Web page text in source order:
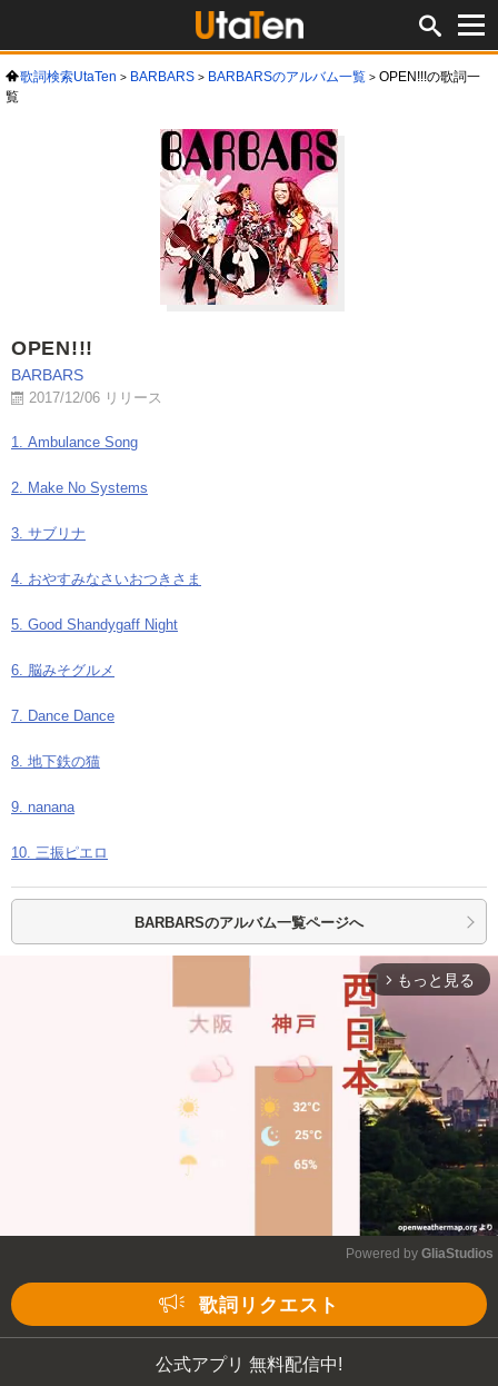
歌詞検索UtaTen BARBARS BARBARSのアルバム一覧
OPEN!!!の歌詞一
覧
OPEN!!!
BARBARS
2017/12/06 リリース
1. Ambulance Song
2. Make No Systems
3. サブリナ
4. おやすみなさいおつきさま
5. Good Shandygaff Night
6. 脳みそグルメ
7. Dance Dance
8. 地下鉄の猫
9. nanana
10. 三振ピエロ
BARBARSのアルバム一覧ページへ
arrow_forward_ios もっと見る
Powered by GliaStudios
歌詞リクエスト
公式アプリ 無料配信中!